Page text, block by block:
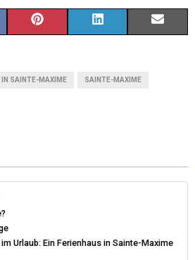
IN SAINTE-MAXIME SAINTE-MAXIME
Urlaub: Ein Ferienhaus in Sainte-Maxime